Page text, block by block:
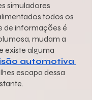
simuladores
todos os
de informações é
mudam a
existe alguma
automotiva
escapa dessa